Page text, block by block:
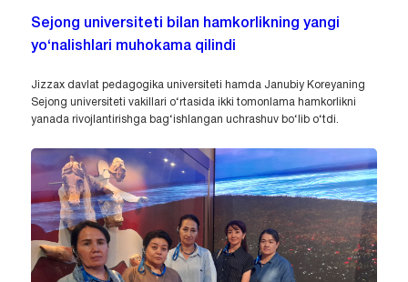
Sejong universiteti bilan hamkorlikning yangi
yo‘nalishlari muhokama qilindi
Jizzax davlat pedagogika universiteti hamda Janubiy Koreyaning
Sejong universiteti vakillari o‘rtasida ikki tomonlama hamkorlikni
yanada rivojlantirishga bag‘ishlangan uchrashuv bo‘lib o‘tdi.